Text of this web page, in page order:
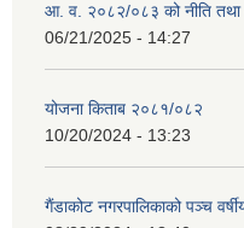
आ. व. २०८२/०८३ को नीति तथा
06/21/2025 - 14:27
योजना किताब २०८१/०८२
10/20/2024 - 13:23
गैंडाकोट नगरपालिकाको पञ्च